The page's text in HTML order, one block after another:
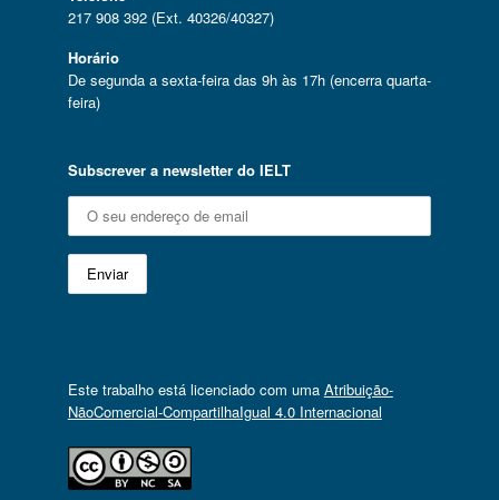
217 908 392 (Ext. 40326/40327)
Horário
De segunda a sexta-feira das 9h às 17h (encerra quarta-
feira)
Subscrever a newsletter do IELT
Este trabalho está licenciado com uma Atribuição-
NãoComercial-CompartilhaIgual 4.0 Internacional